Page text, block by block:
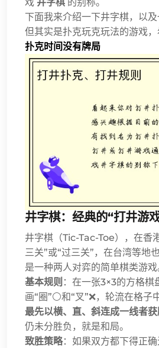
下面我来介绍一下井字棋，以
但其实是扑克玩克玩法的游戏，
扑克时间没有牌局
井字棋：经典的“打井游
井字棋（Tic-Tac-Toe），在香
三关”或“过三关”，在台湾等地
是一种两人对弈的简单棋类游戏
基本规则 ：在一张3×3的方格棋
画“圈”⚪和“叉”❌，轮流在格子
最先以横、直、斜连成一线者
仍未分胜负，就是和局。
致胜策略：如果双方都下得正